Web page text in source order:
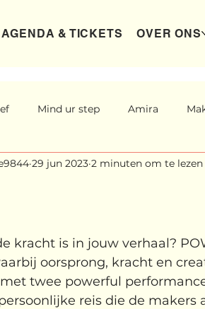
AGENDA & TICKETS OVER ONS
Mind ur step Amira
Sribi Switi Projecten
Night's Dance Wennah Wilkers
29 jun 2023 2 minuten om te lezen
kracht is in jouw verhaal?
oorsprong, kracht en
twee powerful
reis die de makers